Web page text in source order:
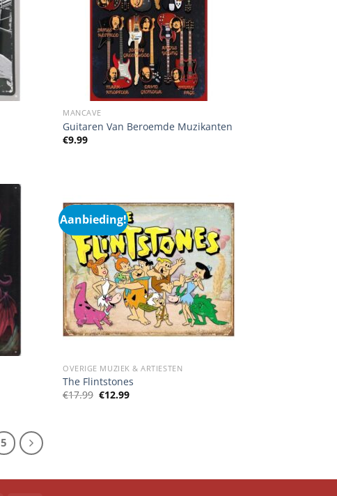
MANCAVE
Guitaren Van Beroemde Muzikanten
€9.99
Aanbieding!
OVERIGE MUZIEK & ARTIESTEN
The Flintstones
€17.99 Oorspronkelijke
€12.99Huidige
5